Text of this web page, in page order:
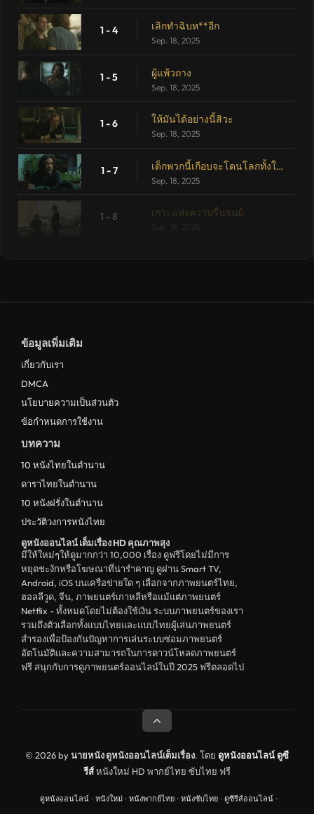
1 - 4 เลิกทำฉิบห**อีก
Sep. 18, 2025
1 - 5 ผู้แพ้วถาง
Sep. 18, 2025
1 - 6 ให้มันได้อย่างนี้สิวะ
Sep. 18, 2025
1 - 7 เด็กพวกนี้เกือบจะโดนโลกทั้งใบหล่นทับ
Sep. 18, 2025
1 - 8 เกาะแห่งความรื่นรมย์
ข้อมูลเพิ่มเติม
เกี่ยวกับเรา
DMCA
นโยบายความเป็นส่วนตัว
ข้อกำหนดการใช้งาน
บทความ
10 หนังไทยในตำนาน
ดาราไทยในตำนาน
10 หนังฝรั่งในตำนาน
ประวัติวงการหนังไทย
ดูหนังออนไลน์ เต็มเรื่อง HD คุณภาพสุง
มีให้ใหม่ๆให้ดูมากกว่า 10,000 เรื่อง ดูฟรีโดยไม่มีการ
หยุดชะงักหรือโฆษณาที่น่ารำคาญ ดูผ่าน Smart TV,
Android, iOS บนเครือข่ายใด ๆ เลือกจากภาพยนตร์ไทย,
ฮอลลีวูด, จีน, ภาพยนตร์เกาหลีหรือแม้แต่ภาพยนตร์
Netflix - ทั้งหมดโดยไม่ต้องใช้เงิน ระบบภาพยนตร์ของเรา
รวมถึงตัวเลือกทั้งแบบไทยและแบบไทยผู้เล่นภาพยนตร์
สำรองเพื่อป้องกันปัญหาการเล่นระบบซ่อมภาพยนตร์
อัตโนมัติและความสามารถในการดาวน์โหลดภาพยนตร์
ฟรี สนุกกับการดูภาพยนตร์ออนไลน์ในปี 2025 ฟรีตลอดไป
© 2026 byนายหนัง ดูหนังออนไลน์เต็มเรื่อง. โดย ดูหนังออนไลน์ ดูซี
รีส์หนังใหม่ HD พากย์ไทย ซับไทย ฟรี
ดูหนังออนไลน์ · หนังใหม่ · หนังพากย์ไทย · หนังซับไทย · ดูซีรีส์ออนไลน์ ·